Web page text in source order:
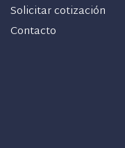
Solicitar cotización
Contacto